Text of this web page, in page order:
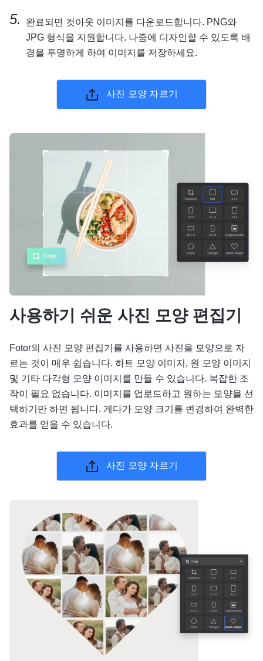
완료되면 컷아웃 이미지를 다운로드합니다. PNG와
JPG 형식을 지원합니다. 나중에 디자인할 수 있도록 배
경을 투명하게 하여 이미지를 저장하세요.
사진 모양 자르기
사용하기 쉬운 사진 모양 편집기
Fotor의 사진 모양 편집기를 사용하면 사진을 모양으로 자
르는 것이 매우 쉽습니다. 하트 모양 이미지, 원 모양 이미지
및 기타 다각형 모양 이미지를 만들 수 있습니다. 복잡한 조
작이 필요 없습니다. 이미지를 업로드하고 원하는 모양을 선
택하기만 하면 됩니다. 게다가 모양 크기를 변경하여 완벽한
효과를 얻을 수 있습니다.
사진 모양 자르기